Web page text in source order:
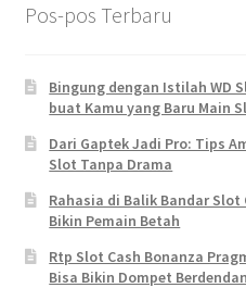
Pos-pos Terbaru
Bingung dengan Istilah WD
buat Kamu yang Baru Main
Dari Gaptek Jadi Pro: Tips
Slot Tanpa Drama
Rahasia di Balik Bandar
Bikin Pemain Betah
Rtp Slot Cash Bonanza
Bisa Bikin Dompet